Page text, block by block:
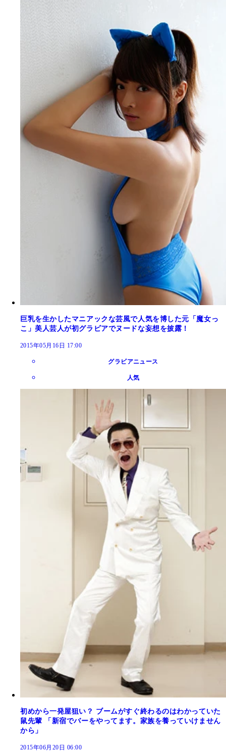
巨乳を生かしたマニアックな芸風で人気を博した元「魔女っ
こ」美人芸人が初グラビアでヌードな妄想を披露！
2015年05月16日 17:00
グラビアニュース
人気
初めから一発屋狙い？ ブームがすぐ終わるのはわかっていた
鼠先輩 「新宿でバーをやってます。家族を養っていけません
から」
2015年06月20日 06:00